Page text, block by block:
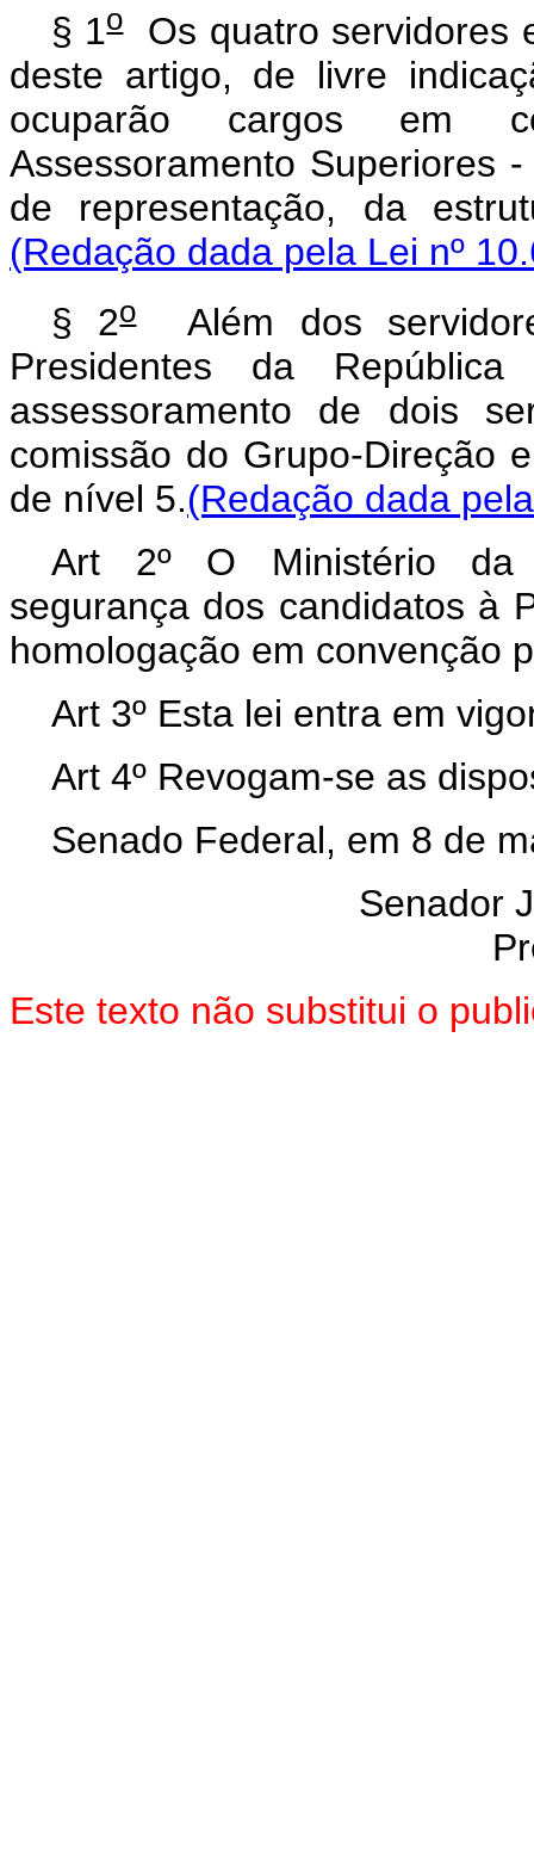
§ 1oOs quatro servidores
deste artigo, de livre
ocuparão cargos em
Assessoramento Superiores
de representação, da
(Redação dada pela Lei nº
§ 2oAlém dos
Presidentes da
assessoramento de dois
comissão do Grupo-Direção
de nível 5.(Redação dada
Art 2º O Ministério da
segurança dos candidatos à
homologação em convenção
Art 3º Esta lei entra em
Art 4º Revogam-se as
Senado Federal, em 8 de
Senador
Este texto não substitui o